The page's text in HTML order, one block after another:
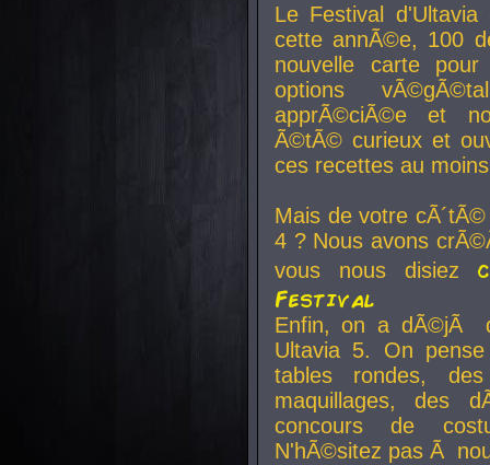
Le Festival
cette annÃ©e, 100
nouvelle carte
options
apprÃ©ciÃ©e et
Ã©tÃ© curieux et
ces recettes au
Mais de votre
4 ? Nous avons
vous nous disiez
Festival
Enfin, on a dÃ©jÃ
Ultavia 5. On
tables rondes,
maquillages, des
concours de
N'hÃ©sitez pas Ã